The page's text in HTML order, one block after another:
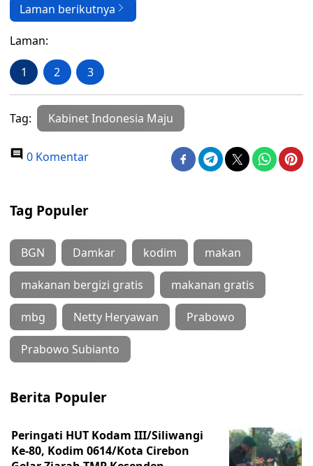
Laman berikutnya
Laman:
1 2 3
Tag: Kabinet Indonesia Maju
0 Komentar
Tag Populer
BGN Damkar kodim makan
makanan bergizi gratis makanan gratis
mbg Netty Heryawan Prabowo
Prabowo Subianto
Berita Populer
Peringati HUT Kodam III/Siliwangi
Ke-80, Kodim 0614/Kota Cirebon